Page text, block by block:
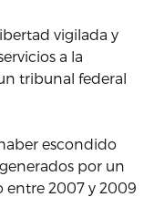
vigilada y
a la
tribunal federal
escondido
por un
entre 2007 y 2009